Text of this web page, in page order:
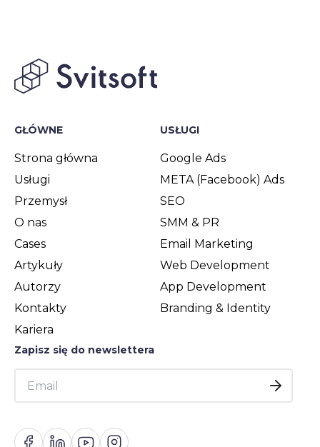
GŁÓWNE
Strona główna
Usługi
Przemysł
O nas
Cases
Artykuły
Autorzy
Kontakty
Kariera
USŁUGI
Google Ads
META (Facebook) Ads
SEO
SMM & PR
Email Marketing
Web Development
App Development
Branding & Identity
Zapisz się do newslettera